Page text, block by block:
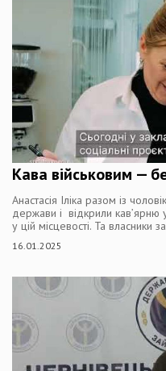
Кава військовим —
Анастасія Іліка разом із
держави і відкрили кав’ярню
у цій місцевості. Та власники
16.01.2025